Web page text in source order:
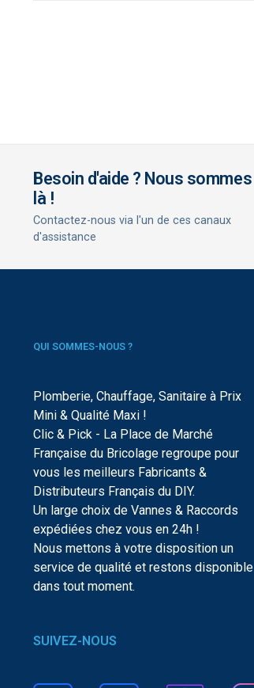
Besoin d'aide ? Nous sommes
là !
Contactez-nous via l'un de ces canaux
d'assistance
QUI SOMMES-NOUS ?
Plomberie, Chauffage, Sanitaire à Prix
Mini & Qualité Maxi !
Clic & Pick - La Place de Marché
Française du Bricolage regroupe pour
vous les meilleurs Fabricants &
Distributeurs Français du DIY.
Un large choix de Vannes & Raccords
expédiées chez vous en 24h !
Nous mettons à votre disposition un
service de qualité et restons disponible
dans tout moment.
SUIVEZ-NOUS